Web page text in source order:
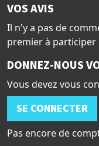
VOS AVIS
Il n'y a pas de
premier à participer
DONNEZ-NOUS
Vous devez vous
SE CONNECTER
Pas encore de